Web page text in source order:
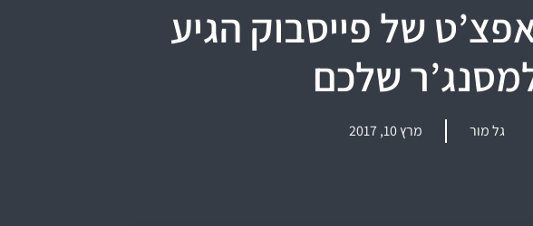
של פייסבוק הגיע
שלכם
גל מור מרץ 10, 2017